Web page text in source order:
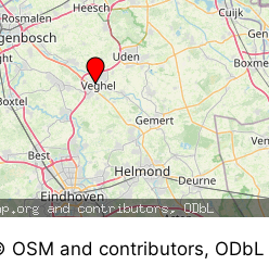
and contributors, ODbL